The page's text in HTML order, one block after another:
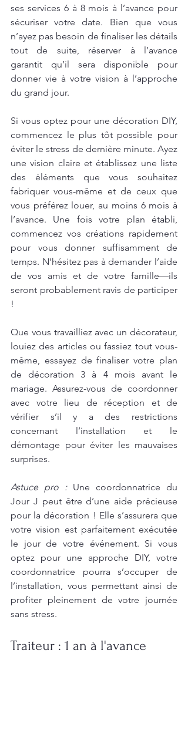
ses services 6 à 8 mois à l’avance pour
sécuriser votre date. Bien que vous
n’ayez pas besoin de finaliser les détails
tout de suite, réserver à l’avance
garantit qu’il sera disponible pour
donner vie à votre vision à l’approche
du grand jour.
Si vous optez pour une décoration DIY,
commencez le plus tôt possible pour
éviter le stress de dernière minute. Ayez
une vision claire et établissez une liste
des éléments que vous souhaitez
fabriquer vous-même et de ceux que
vous préférez louer, au moins 6 mois à
l’avance. Une fois votre plan établi,
commencez vos créations rapidement
pour vous donner suffisamment de
temps. N’hésitez pas à demander l’aide
de vos amis et de votre famille—ils
seront probablement ravis de participer
!
Que vous travailliez avec un décorateur,
louiez des articles ou fassiez tout vous-
même, essayez de finaliser votre plan
de décoration 3 à 4 mois avant le
mariage. Assurez-vous de coordonner
avec votre lieu de réception et de
vérifier s’il y a des restrictions
concernant l’installation et le
démontage pour éviter les mauvaises
surprises.
Astuce pro : Une coordonnatrice du
Jour J peut être d’une aide précieuse
pour la décoration ! Elle s’assurera que
votre vision est parfaitement exécutée
le jour de votre événement. Si vous
optez pour une approche DIY, votre
coordonnatrice pourra s’occuper de
l’installation, vous permettant ainsi de
profiter pleinement de votre journée
sans stress.
Traiteur : 1 an à l'avance